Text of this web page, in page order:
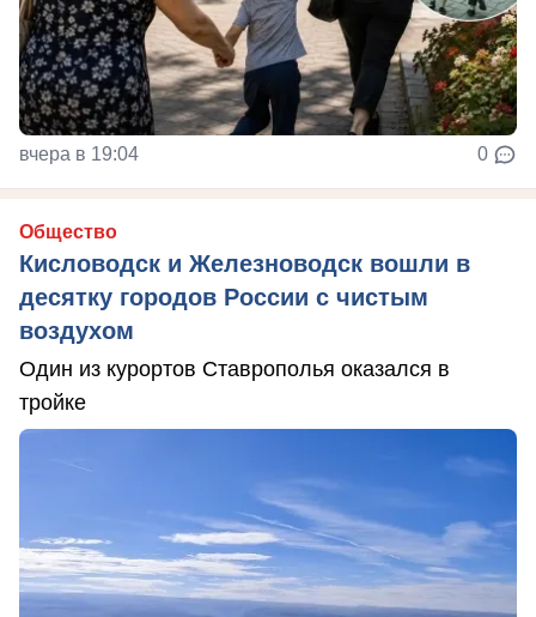
вчера в 19:04 0
Общество
Кисловодск и Железноводск вошли в
десятку городов России с чистым
воздухом
Один из курортов Ставрополья оказался в
тройке